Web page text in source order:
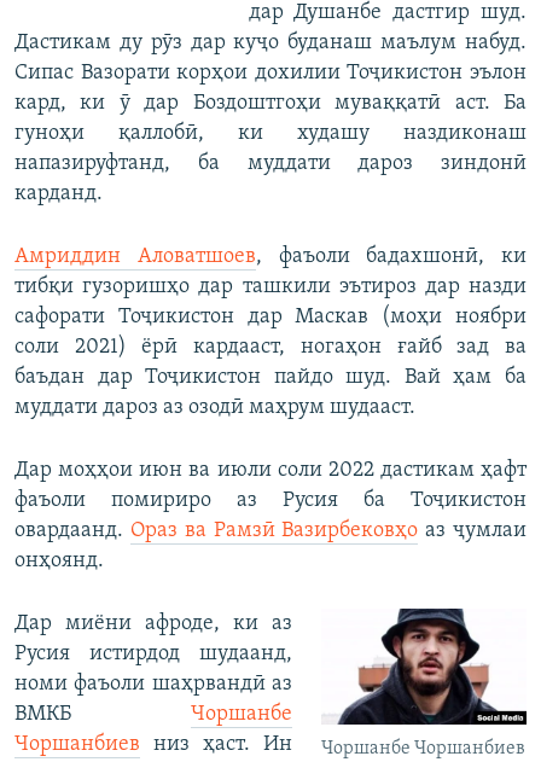
дар Душанбе дастгир шуд.
Дастикам ду рӯз дар куҷо буданаш маълум набуд.
Сипас Вазорати корҳои дохилии Тоҷикистон эълон
кард, ки ӯ дар Боздоштгоҳи муваққатӣ аст. Ба
гуноҳи қаллобӣ, ки худашу наздиконаш
напазируфтанд, ба муддати дароз зиндонӣ
карданд.
Амриддин Аловатшоев, фаъоли бадахшонӣ, ки
тибқи гузоришҳо дар ташкили эътироз дар назди
сафорати Тоҷикистон дар Маскав (моҳи ноябри
соли 2021) ёрӣ кардааст, ногаҳон ғайб зад ва
баъдан дар Тоҷикистон пайдо шуд. Вай ҳам ба
муддати дароз аз озодӣ маҳрум шудааст.
Дар моҳҳои июн ва июли соли 2022 дастикам ҳафт
фаъоли помириро аз Русия ба Тоҷикистон
овардаанд. Ораз ва Рамзӣ Вазирбековҳо аз ҷумлаи
онҳоянд.
Чоршанбе Чоршанбиев
Дар миёни афроде, ки аз
Русия истирдод шудаанд,
номи фаъоли шаҳрвандӣ аз
ВМКБ Чоршанбе
Чоршанбиев низ ҳаст. Ин